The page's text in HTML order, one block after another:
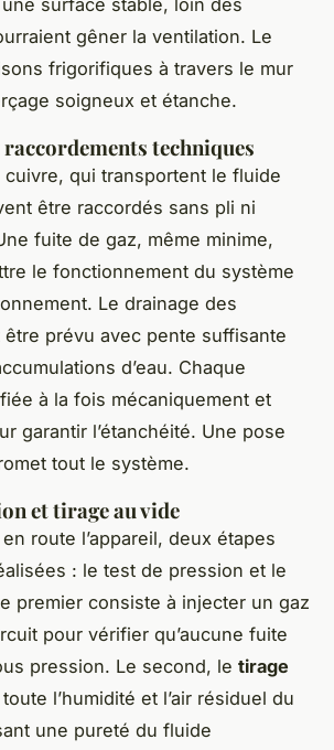
surface stable, loin des
gêner la ventilation. Le
frigorifiques à travers le mur
soigneux et étanche.
techniques
qui transportent le fluide
être raccordés sans pli ni
fuite de gaz, même minime,
le fonctionnement du système
Le drainage des
prévu avec pente suffisante
d’eau. Chaque
à la fois mécaniquement et
garantir l’étanchéité. Une pose
tout le système.
et tirage au vide
route l’appareil, deux étapes
: le test de pression et le
premier consiste à injecter un gaz
pour vérifier qu’aucune fuite
pression. Le second, le tirage
l’humidité et l’air résiduel du
une pureté du fluide